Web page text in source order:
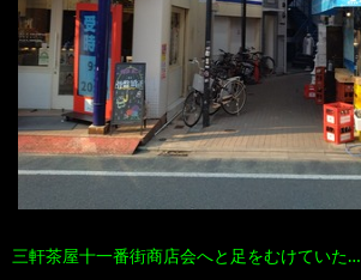
三軒茶屋十一番街商店会へと足をむけていた…